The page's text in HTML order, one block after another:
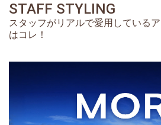
STAFF STYLING
スタッフがリアルで愛用している
はコレ！